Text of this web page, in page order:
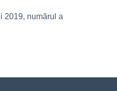
2019, numărul a